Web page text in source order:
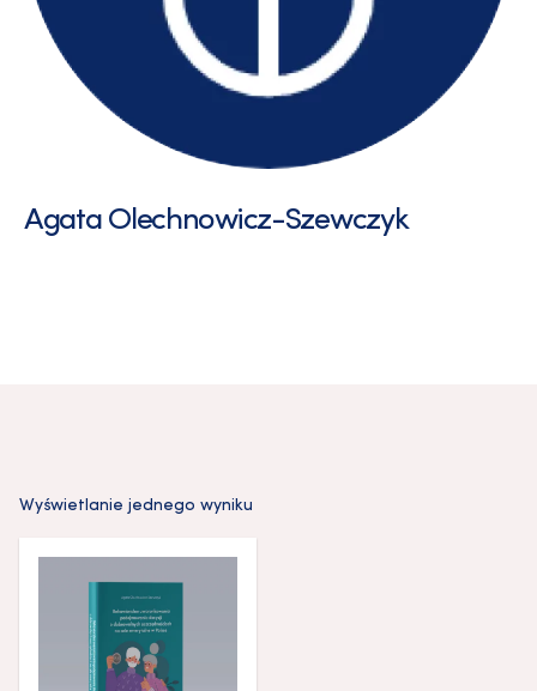
Agata Olechnowicz-Szewczyk
Wyświetlanie jednego wyniku